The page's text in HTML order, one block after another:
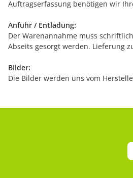
Auftragserfassung benötigen wir
Anfuhr / Entladung:
Der Warenannahme muss
Abseits gesorgt werden. Lieferung
Bilder:
Die Bilder werden uns vom